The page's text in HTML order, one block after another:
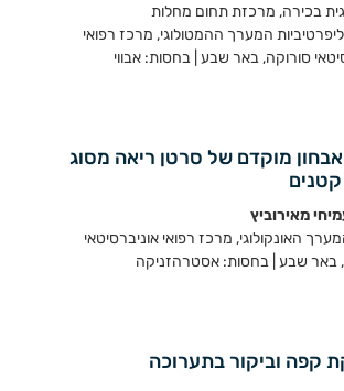
בכירה, מרכזת תחום מחלות
המערך ההמטולוגי, מרכז רפואי
סורוקה, באר שבע | בחסות: אבווי
ואבחון מוקדם של סרטן ריאה מסוג
מאירוביץ
האונקולוגי, מרכז רפואי אוניברסיטאי
באר שבע | בחסות: אסטרהזניקה
קפה וביקור בתערוכה